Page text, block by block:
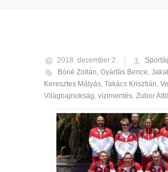
2018. december 2.
Bóné Zoltán, Gyárfás Bence,
Keresztes Mátyás, Takács Krisztián,
Világbajnokság, vízimentés, Zubor